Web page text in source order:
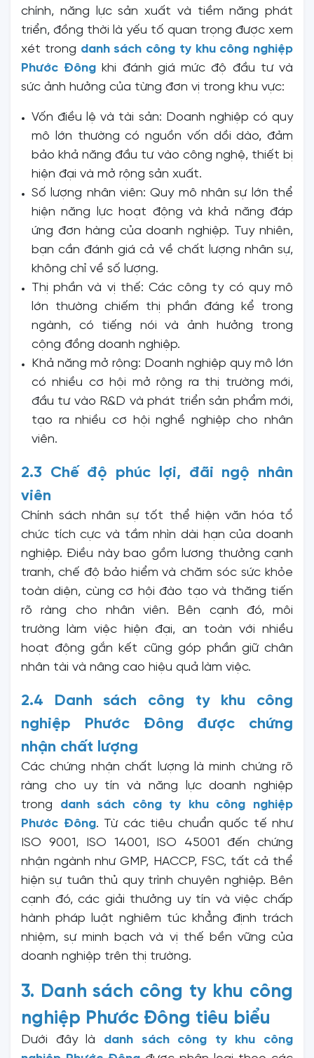
chính, năng lực sản xuất và tiềm năng phát
triển, đồng thời là yếu tố quan trọng được xem
xét trong danh sách công ty khu công nghiệp
Phước Đông khi đánh giá mức độ đầu tư và
sức ảnh hưởng của từng đơn vị trong khu vực:
Vốn điều lệ và tài sản: Doanh nghiệp có quy
mô lớn thường có nguồn vốn dồi dào, đảm
bảo khả năng đầu tư vào công nghệ, thiết bị
hiện đại và mở rộng sản xuất.
Số lượng nhân viên: Quy mô nhân sự lớn thể
hiện năng lực hoạt động và khả năng đáp
ứng đơn hàng của doanh nghiệp. Tuy nhiên,
bạn cần đánh giá cả về chất lượng nhân sự,
không chỉ về số lượng.
Thị phần và vị thế: Các công ty có quy mô
lớn thường chiếm thị phần đáng kể trong
ngành, có tiếng nói và ảnh hưởng trong
cộng đồng doanh nghiệp.
Khả năng mở rộng: Doanh nghiệp quy mô lớn
có nhiều cơ hội mở rộng ra thị trường mới,
đầu tư vào R&D và phát triển sản phẩm mới,
tạo ra nhiều cơ hội nghề nghiệp cho nhân
viên.
2.3 Chế độ phúc lợi, đãi ngộ nhân
viên
Chính sách nhân sự tốt thể hiện văn hóa tổ
chức tích cực và tầm nhìn dài hạn của doanh
nghiệp. Điều này bao gồm lương thưởng cạnh
tranh, chế độ bảo hiểm và chăm sóc sức khỏe
toàn diện, cùng cơ hội đào tạo và thăng tiến
rõ ràng cho nhân viên. Bên cạnh đó, môi
trường làm việc hiện đại, an toàn với nhiều
hoạt động gắn kết cũng góp phần giữ chân
nhân tài và nâng cao hiệu quả làm việc.
2.4 Danh sách công ty khu công
nghiệp Phước Đông được chứng
nhận chất lượng
Các chứng nhận chất lượng là minh chứng rõ
ràng cho uy tín và năng lực doanh nghiệp
trong danh sách công ty khu công nghiệp
Phước Đông. Từ các tiêu chuẩn quốc tế như
ISO 9001, ISO 14001, ISO 45001 đến chứng
nhận ngành như GMP, HACCP, FSC, tất cả thể
hiện sự tuân thủ quy trình chuyên nghiệp. Bên
cạnh đó, các giải thưởng uy tín và việc chấp
hành pháp luật nghiêm túc khẳng định trách
nhiệm, sự minh bạch và vị thế bền vững của
doanh nghiệp trên thị trường.
3. Danh sách công ty khu công
nghiệp Phước Đông tiêu biểu
Dưới đây là danh sách công ty khu công